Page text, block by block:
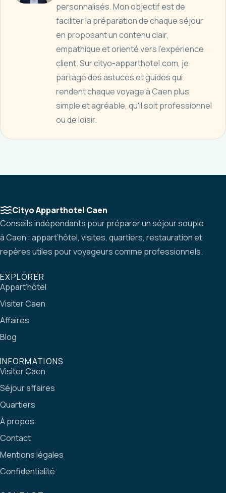
personnalisés. Mon objectif est de
faciliter la préparation de chaque séjour
en proposant un contenu clair,
empathique et orienté vers l'expérience
client. Sur cityo-apparthotel.com, je
partage des astuces et guides qui
rendent chaque voyage à Caen plus
simple et agréable, qu'il soit professionnel
ou de loisir.
Cityo Apparthotel Caen
Conseils indépendants pour préparer un séjour souple
à Caen : appart’hôtel, visites, quartiers, restauration et
repères utiles pour voyageurs comme professionnels.
EXPLORER
Appart’hôtel
Visiter Caen
Affaires
Blog
INFORMATIONS
Visiter Caen
Séjour affaires
Quartiers
À propos
Contact
Mentions légales
Confidentialité